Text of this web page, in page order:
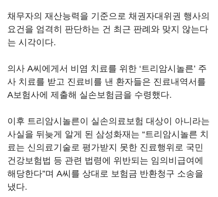
채무자의 재산능력을 기준으로 채권자대위권 행사의
요건을 엄격히 판단하는 건 최근 판례와 맞지 않는다
는 시각이다.
의사 A씨에게서 비염 치료를 위한 ‘트리암시놀른’ 주
사 치료를 받고 진료비를 낸 환자들은 진료내역서를
A보험사에 제출해 실손보험금을 수령했다.
이후 트리암시놀른이 실손의료보험 대상이 아니라는
사실을 뒤늦게 알게 된 삼성화재는 “트리암시놀른 치
료는 신의료기술로 평가받지 못한 진료행위로 국민
건강보험법 등 관련 법령에 위반되는 임의비급여에
해당한다”며 A씨를 상대로 보험금 반환청구 소송을
냈다.